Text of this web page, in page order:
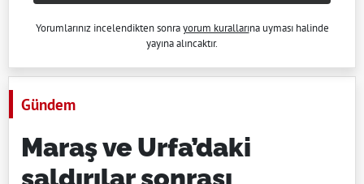
Yorumlarınız incelendikten sonrayorum kurallarına uyması halinde
yayına alıncaktır.
Gündem
Maraş ve Urfa’daki